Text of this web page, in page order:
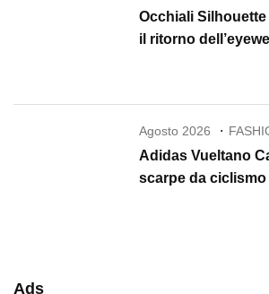
Occhiali
il ritorno
Agosto 2026
Adidas Vueltano
scarpe da
Ads